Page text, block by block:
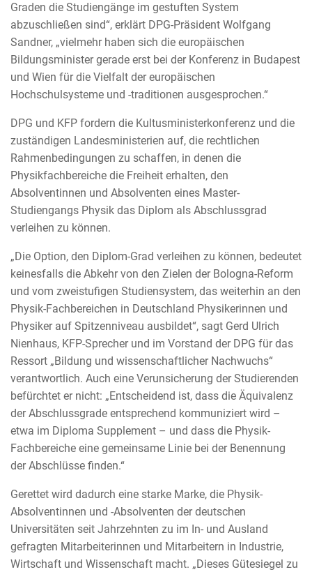
Graden die Studiengänge im gestuften System
abzuschließen sind“, erklärt DPG-Präsident Wolfgang
Sandner, „vielmehr haben sich die europäischen
Bildungsminister gerade erst bei der Konferenz in Budapest
und Wien für die Vielfalt der europäischen
Hochschulsysteme und -traditionen ausgesprochen.“
DPG und KFP fordern die Kultusministerkonferenz und die
zuständigen Landesministerien auf, die rechtlichen
Rahmenbedingungen zu schaffen, in denen die
Physikfachbereiche die Freiheit erhalten, den
Absolventinnen und Absolventen eines Master-
Studiengangs Physik das Diplom als Abschlussgrad
verleihen zu können.
„Die Option, den Diplom-Grad verleihen zu können, bedeutet
keinesfalls die Abkehr von den Zielen der Bologna-Reform
und vom zweistufigen Studiensystem, das weiterhin an den
Physik-Fachbereichen in Deutschland Physikerinnen und
Physiker auf Spitzenniveau ausbildet“, sagt Gerd Ulrich
Nienhaus, KFP-Sprecher und im Vorstand der DPG für das
Ressort „Bildung und wissenschaftlicher Nachwuchs“
verantwortlich. Auch eine Verunsicherung der Studierenden
befürchtet er nicht: „Entscheidend ist, dass die Äquivalenz
der Abschlussgrade entsprechend kommuniziert wird –
etwa im Diploma Supplement – und dass die Physik-
Fachbereiche eine gemeinsame Linie bei der Benennung
der Abschlüsse finden.“
Gerettet wird dadurch eine starke Marke, die Physik-
Absolventinnen und -Absolventen der deutschen
Universitäten seit Jahrzehnten zu im In- und Ausland
gefragten Mitarbeiterinnen und Mitarbeitern in Industrie,
Wirtschaft und Wissenschaft macht. „Dieses Gütesiegel zu